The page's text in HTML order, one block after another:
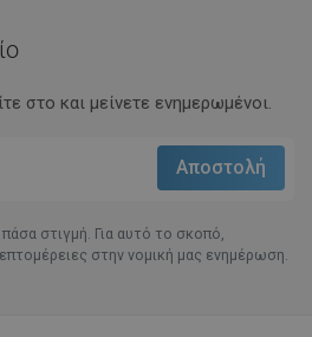
στο και μείνετε ενημερωμένοι.
στιγμή. Για αυτό το σκοπό,
στην νομική μας ενημέρωση.